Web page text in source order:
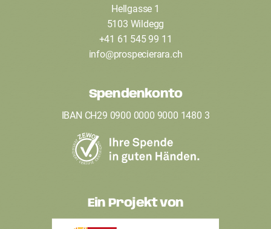
Hellgasse 1
5103 Wildegg
+41 61 545 99 11
info@prospecierara.ch
Spendenkonto
IBAN CH29 0900 0000 9000 1480 3
Ein Projekt von